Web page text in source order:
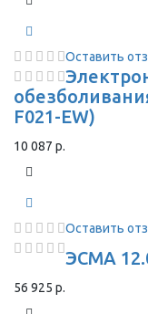
Оставить
F021-EW)
10 087 р.
Оставить
ЭСМА
56 925 р.